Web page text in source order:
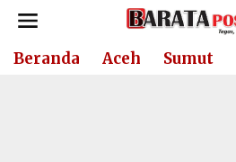
Lewati
konten
Beranda Aceh Sumut